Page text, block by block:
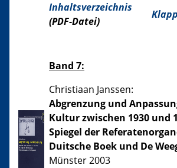
Inhaltsverzeichnis
(PDF-Datei)
Band 7:
Christiaan Janssen:
Abgrenzung und
Kultur zwischen 1930 und
Spiegel der
Duitsche Boek und De
Münster 2003